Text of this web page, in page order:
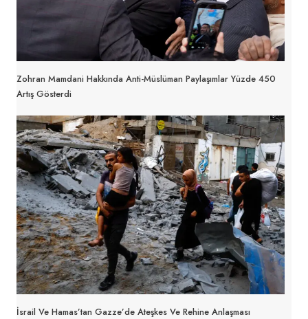
Zohran Mamdani Hakkında Anti-Müslüman Paylaşımlar Yüzde 450
Artış Gösterdi
İsrail Ve Hamas’tan Gazze’de Ateşkes Ve Rehine Anlaşması